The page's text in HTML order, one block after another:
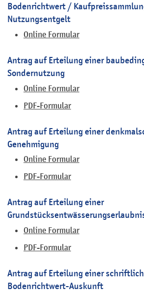
Bodenrichtwert /
Nutzungsentgelt
Online Formular
Antrag auf Erteilung einer
Sondernutzung
Online Formular
PDF-Formular
Antrag auf Erteilung einer
Genehmigung
Online Formular
PDF-Formular
Antrag auf Erteilung einer
Online Formular
PDF-Formular
Antrag auf Erteilung einer
Bodenrichtwert-Auskunft